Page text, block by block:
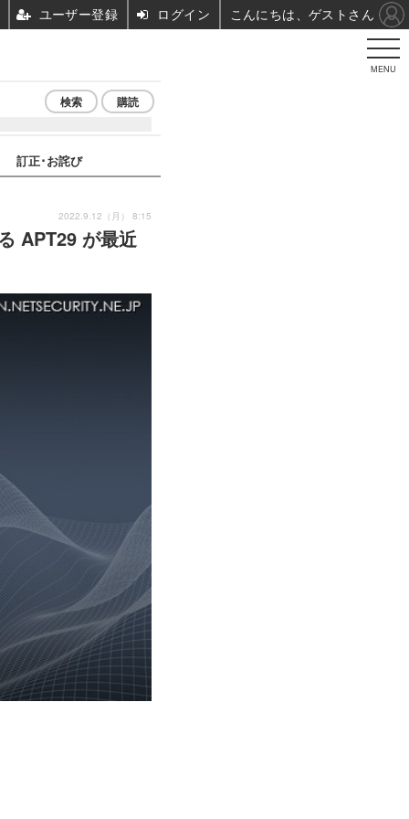
MENU
検索 購読
訂正･お詫び
APT29 が最近
2022.9.12（月） 8:15
ユーザー登録 ログイン こんにちは、ゲストさん